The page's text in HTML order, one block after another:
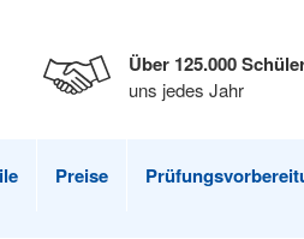
Über 125.000
uns jedes Jahr
Preise